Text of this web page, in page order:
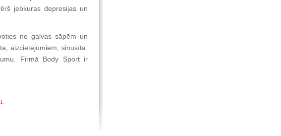
jebkuras depresijas un
no galvas sāpēm un
aizcietējumiem, sinusīta.
Firmā Body Sport ir